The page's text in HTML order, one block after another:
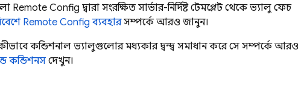
Remote Config দ্বারা সংরক্ষিত সার্ভার-নির্দিষ্ট টেমপ্লেট থেকে ভ্যালু ফেচ
Remote Config ব্যবহারসম্পর্কে আরও জানুন।
কন্ডিশনাল ভ্যালুগুলোর মধ্যকার দ্বন্দ্ব সমাধান করে সে সম্পর্কে আরও
কন্ডিশনস দেখুন।